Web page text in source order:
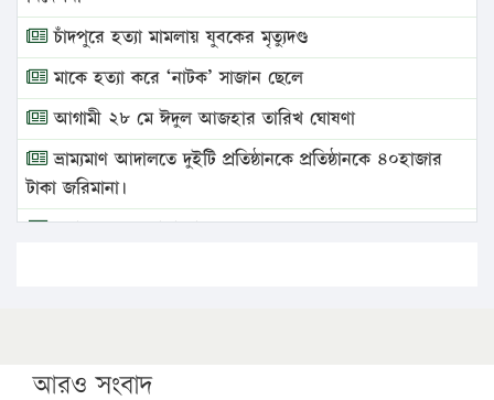
চাঁদপুরে হত্যা মামলায় যুবকের মৃত্যুদণ্ড
মাকে হত্যা করে ‘নাটক’ সাজান ছেলে
আগামী ২৮ মে ঈদুল আজহার তারিখ ঘোষণা
ভ্রাম্যমাণ আদালতে দুইটি প্রতিষ্ঠানকে প্রতিষ্ঠানকে ৪০হাজার
টাকা জরিমানা।
এবার লঞ্চের ভাড়া বাড়ল
পিএইচডি করছেন কুয়েটের কৃতি…
আরও সংবাদ